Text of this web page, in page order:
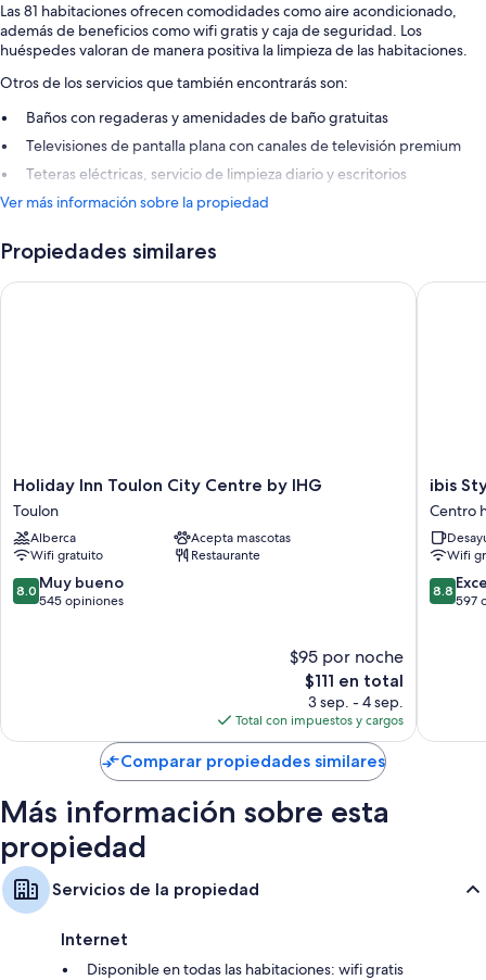
Las 81 habitaciones ofrecen comodidades como aire acondicionado,
además de beneficios como wifi gratis y caja de seguridad. Los
huéspedes valoran de manera positiva la limpieza de las habitaciones.
Otros de los servicios que también encontrarás son:
Baños con regaderas y amenidades de baño gratuitas
Televisiones de pantalla plana con canales de televisión premium
Teteras eléctricas, servicio de limpieza diario y escritorios
Ver más información sobre la propiedad
Propiedades similares
Holiday
Inn
Toulon
City
Centre
by
IHG
Holiday Inn Toulon City Centre by IHG
Toulon
Alberca
Acepta mascotas
Wifi gratuito
Restaurante
8.0
de
8.0 Muy bueno
545 opiniones
$95 por noche
El
precio
actual
es
de
$111
$111 en total
3 sep. - 4 sep.
Total con impuestos y cargos
Holiday Inn Toulon City Centre by IHG
ibis
Styles
Toulon
Centre
Port
Centro
histórico
ibis
Centro
Wifi
8.8
de
8.8
597
ibis
Comparar propiedades similares
Más información sobre esta
propiedad
Servicios de la propiedad
Internet
Disponible en todas las habitaciones: wifi gratis